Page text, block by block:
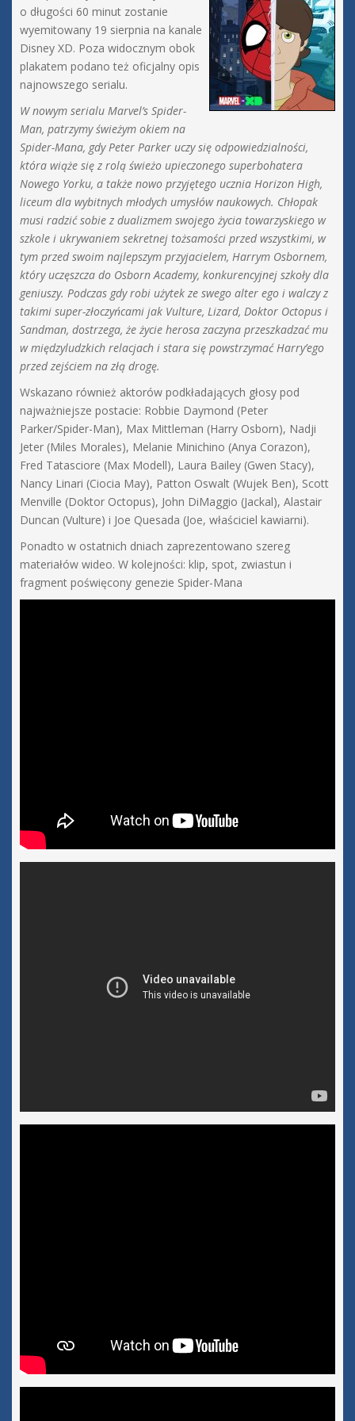
o długości 60 minut zostanie
wyemitowany 19 sierpnia na kanale
Disney XD. Poza widocznym obok
plakatem podano też oficjalny opis
najnowszego serialu.
W nowym serialu Marvel’s Spider-
Man, patrzymy świeżym okiem na
Spider-Mana, gdy Peter Parker uczy się odpowiedzialności,
która wiąże się z rolą świeżo upieczonego superbohatera
Nowego Yorku, a także nowo przyjętego ucznia Horizon High,
liceum dla wybitnych młodych umysłów naukowych. Chłopak
musi radzić sobie z dualizmem swojego życia towarzyskiego w
szkole i ukrywaniem sekretnej tożsamości przed wszystkimi, w
tym przed swoim najlepszym przyjacielem, Harrym Osbornem,
który uczęszcza do Osborn Academy, konkurencyjnej szkoły dla
geniuszy. Podczas gdy robi użytek ze swego alter ego i walczy z
takimi super-złoczyńcami jak Vulture, Lizard, Doktor Octopus i
Sandman, dostrzega, że życie herosa zaczyna przeszkadzać mu
w międzyludzkich relacjach i stara się powstrzymać Harry’ego
przed zejściem na złą drogę.
Wskazano również aktorów podkładających głosy pod
najważniejsze postacie: Robbie Daymond (Peter
Parker/Spider-Man), Max Mittleman (Harry Osborn), Nadji
Jeter (Miles Morales), Melanie Minichino (Anya Corazon),
Fred Tatasciore (Max Modell), Laura Bailey (Gwen Stacy),
Nancy Linari (Ciocia May), Patton Oswalt (Wujek Ben), Scott
Menville (Doktor Octopus), John DiMaggio (Jackal), Alastair
Duncan (Vulture) i Joe Quesada (Joe, właściciel kawiarni).
Ponadto w ostatnich dniach zaprezentowano szereg
materiałów wideo. W kolejności: klip, spot, zwiastun i
fragment poświęcony genezie Spider-Mana